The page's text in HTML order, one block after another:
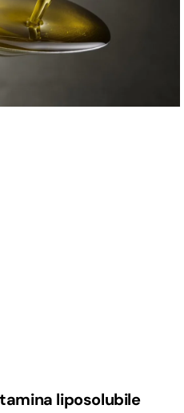
liposolubile